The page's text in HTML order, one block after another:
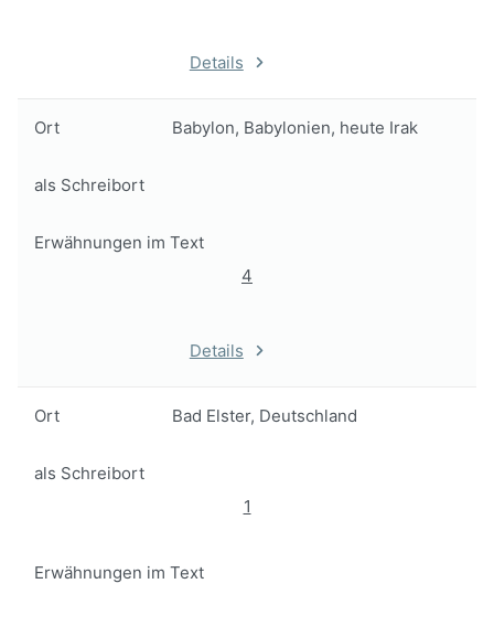
Details
Ort Babylon, Babylonien, heute Irak
als Schreibort
Erwähnungen im Text
4
Details
Ort Bad Elster, Deutschland
als Schreibort
1
Erwähnungen im Text